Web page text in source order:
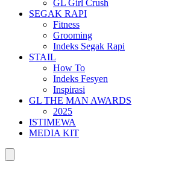
GL Girl Crush
SEGAK RAPI
Fitness
Grooming
Indeks Segak Rapi
STAIL
How To
Indeks Fesyen
Inspirasi
GL THE MAN AWARDS
2025
ISTIMEWA
MEDIA KIT